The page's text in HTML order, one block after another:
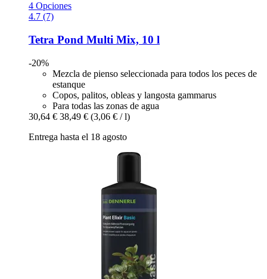
4 Opciones
4.7 (7)
Tetra Pond Multi Mix, 10 l
-20%
Mezcla de pienso seleccionada para todos los peces de
estanque
Copos, palitos, obleas y langosta gammarus
Para todas las zonas de agua
30,64 € 38,49 € (3,06 € / l)
Entrega hasta el 18 agosto